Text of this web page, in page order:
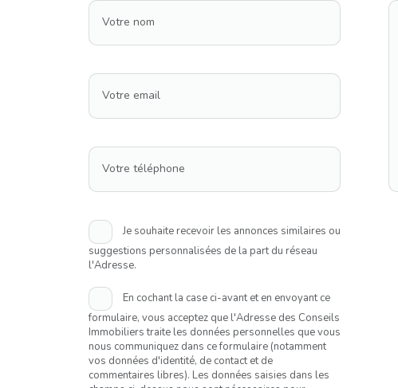
Votre nom
Votre email
Votre téléphone
Je souhaite recevoir les annonces similaires ou
suggestions personnalisées de la part du réseau
l'Adresse.
En cochant la case ci-avant et en envoyant ce
formulaire, vous acceptez que l'Adresse des Conseils
Immobiliers traite les données personnelles que vous
nous communiquez dans ce formulaire (notamment
vos données d'identité, de contact et de
commentaires libres). Les données saisies dans les